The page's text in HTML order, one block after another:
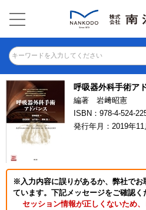
キーワードを入力してください
呼吸器外科手術ア
編著 岩﨑昭憲
ISBN：978-4-524-
発行年月：2019年11
※入力内容に誤りがあるか、弊社でお
ています。下記メッセージをご確認く
セッション情報が正しくないため